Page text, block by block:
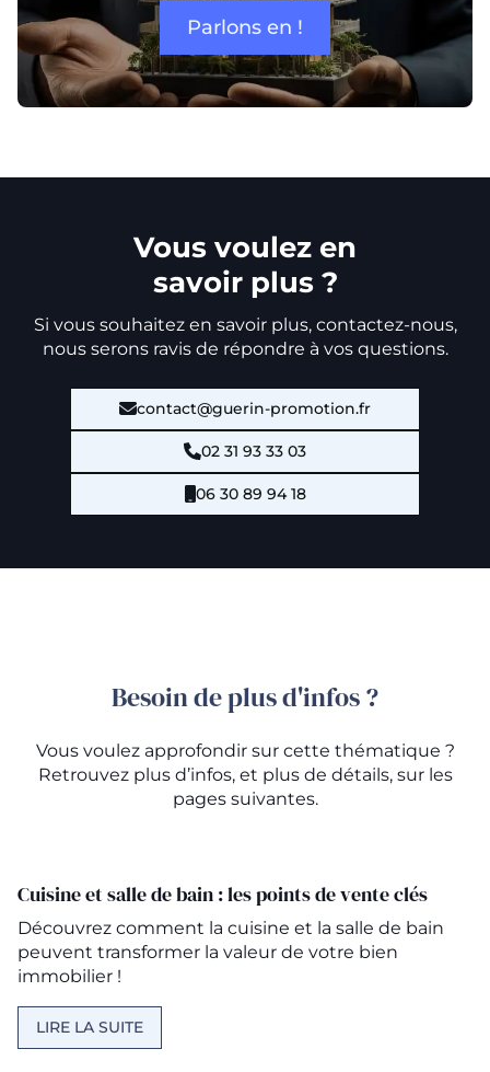
Parlons en !
Vous voulez en
savoir plus ?
Si vous souhaitez en savoir plus, contactez-nous,
nous serons ravis de répondre à vos questions.
contact@guerin-promotion.fr
02 31 93 33 03
06 30 89 94 18
Besoin de plus d'infos ?
Vous voulez approfondir sur cette thématique ?
Retrouvez plus d’infos, et plus de détails, sur les
pages suivantes.
Cuisine et salle de bain : les points de vente clés
Découvrez comment la cuisine et la salle de bain
peuvent transformer la valeur de votre bien
immobilier !
LIRE LA SUITE